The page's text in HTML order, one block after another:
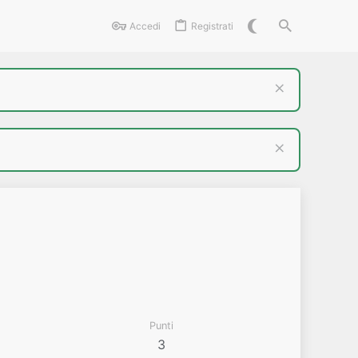
Accedi Registrati
Punti
3